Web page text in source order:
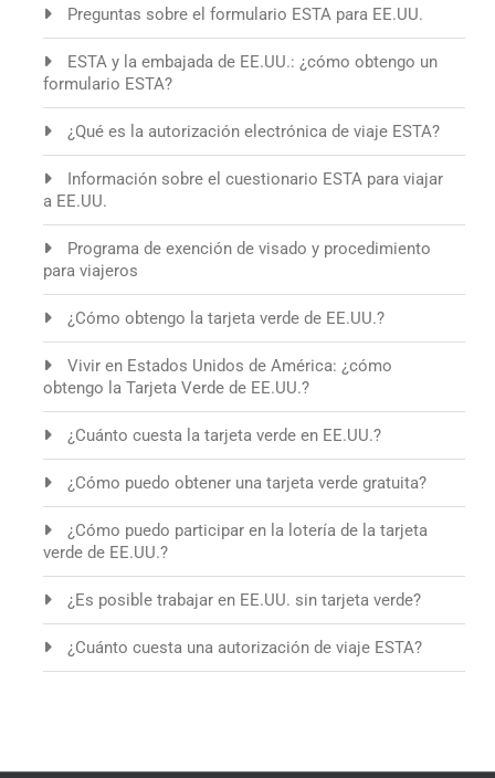
Preguntas sobre el formulario ESTA para EE.UU.
ESTA y la embajada de EE.UU.: ¿cómo obtengo un
formulario ESTA?
¿Qué es la autorización electrónica de viaje ESTA?
Información sobre el cuestionario ESTA para viajar
a EE.UU.
Programa de exención de visado y procedimiento
para viajeros
¿Cómo obtengo la tarjeta verde de EE.UU.?
Vivir en Estados Unidos de América: ¿cómo
obtengo la Tarjeta Verde de EE.UU.?
¿Cuánto cuesta la tarjeta verde en EE.UU.?
¿Cómo puedo obtener una tarjeta verde gratuita?
¿Cómo puedo participar en la lotería de la tarjeta
verde de EE.UU.?
¿Es posible trabajar en EE.UU. sin tarjeta verde?
¿Cuánto cuesta una autorización de viaje ESTA?